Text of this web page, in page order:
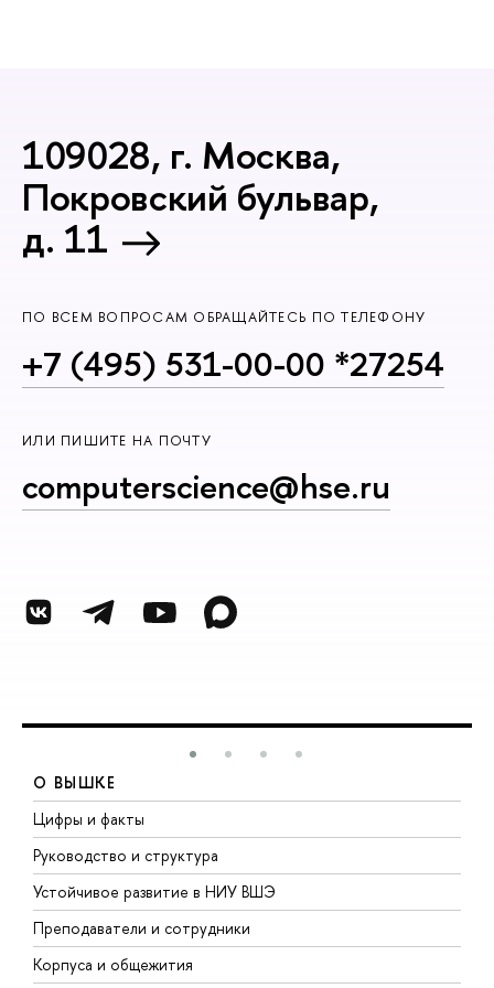
109028, г. Москва,
Покровский бульвар,
д. 11
ПО ВСЕМ ВОПРОСАМ ОБРАЩАЙТЕСЬ ПО ТЕЛЕФОНУ
+7 (495) 531-00-00 *27254
ИЛИ ПИШИТЕ НА ПОЧТУ
computerscience@hse.ru
О ВЫШКЕ
Цифры и факты
Руководство и структура
Устойчивое развитие в НИУ ВШЭ
Преподаватели и сотрудники
Корпуса и общежития